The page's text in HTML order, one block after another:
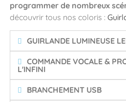
programmer de nombreux
découvrir tous nos coloris :
GUIRLANDE LUMINEUSE
COMMANDE VOCALE &
L'INFINI
BRANCHEMENT USB